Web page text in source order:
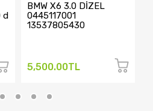
d
BMW X6 3.0 DİZEL
0445117001
13537805430
5,500.00TL